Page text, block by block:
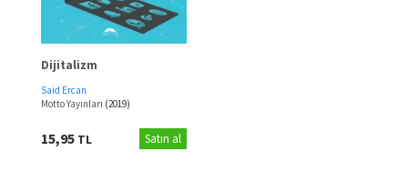
Dijitalizm
Said Ercan
Motto Yayınları (2019)
15,95 TL Satın al